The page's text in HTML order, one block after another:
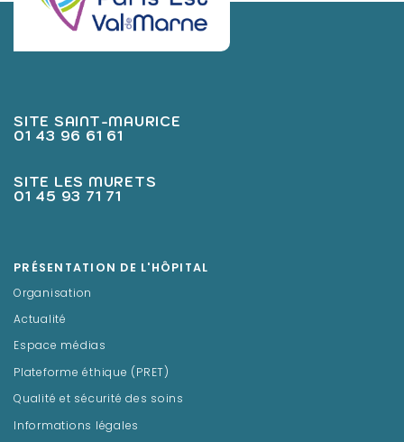
SITE SAINT-MAURICE
01 43 96 61 61
SITE LES MURETS
01 45 93 71 71
PRÉSENTATION DE L'HÔPITAL
Organisation
Actualité
Espace médias
Plateforme éthique (PRET)
Qualité et sécurité des soins
Informations légales